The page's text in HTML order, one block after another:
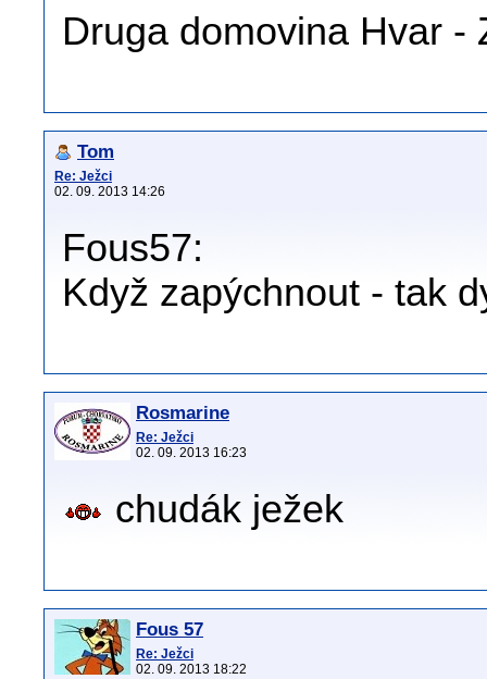
Druga domovina Hvar -
Tom
Re: Ježci
02. 09. 2013 14:26
Fous57:
Když zapýchnout - tak
Rosmarine
Re: Ježci
02. 09. 2013 16:23
chudák ježek
Fous 57
Re: Ježci
02. 09. 2013 18:22